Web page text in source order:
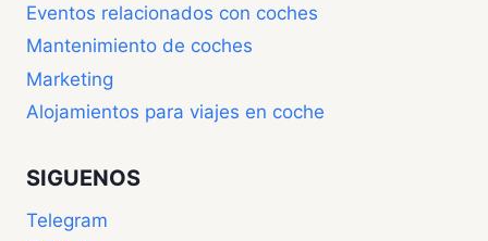
Eventos relacionados con coches
Mantenimiento de coches
Marketing
Alojamientos para viajes en coche
SIGUENOS
Telegram